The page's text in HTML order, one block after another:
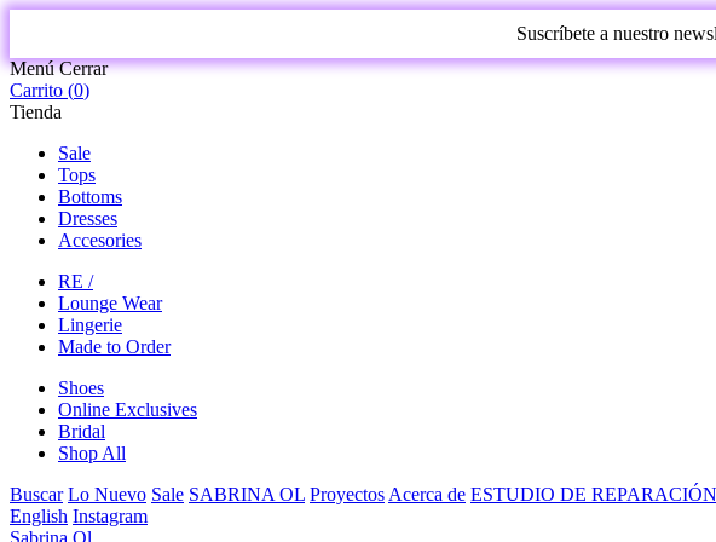
Suscríbete a nuestro
Menú Cerrar
Carrito (0)
Tienda
Sale
Tops
Bottoms
Dresses
Accesories
RE /
Lounge Wear
Lingerie
Made to Order
Shoes
Online Exclusives
Bridal
Shop All
Buscar Lo Nuevo Sale SABRINA OL Proyectos Acerca de ESTUDIO DE REPARACIÓN
English Instagram